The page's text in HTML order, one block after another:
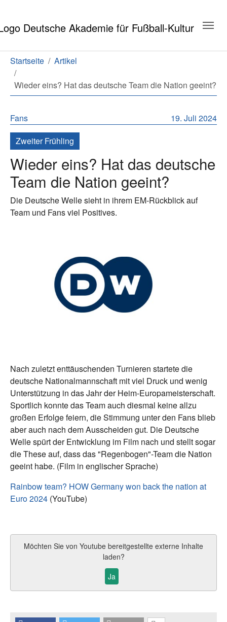
Sie sind hier:
Startseite Artikel
Wieder eins? Hat das deutsche Team die Nation geeint?
19. Juli 2024
Fans
Zweiter Frühling
Wieder eins? Hat das deutsche
Team die Nation geeint?
Die Deutsche Welle sieht in ihrem EM-Rückblick auf
Team und Fans viel Positives.
Nach zuletzt enttäuschenden Turnieren startete die
deutsche Nationalmannschaft mit viel Druck und wenig
Unterstützung in das Jahr der Heim-Europameisterschaft.
Sportlich konnte das Team auch diesmal keine allzu
großen Erfolge feiern, die Stimmung unter den Fans blieb
aber auch nach dem Ausscheiden gut. Die Deutsche
Welle spürt der Entwicklung im Film nach und stellt sogar
die These auf, dass das "Regenbogen"-Team die Nation
geeint habe. (Film in englischer Sprache)
Rainbow team? HOW Germany won back the nation at
Euro 2024 (YouTube)
Möchten Sie von Youtube bereitgestellte externe Inhalte
laden?
Ja